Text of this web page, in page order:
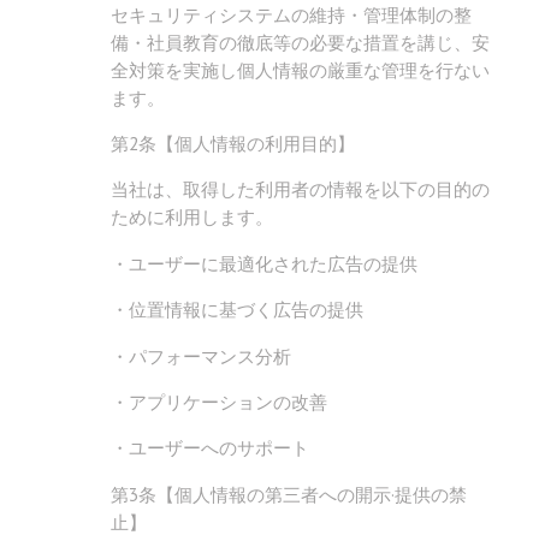
セキュリティシステムの維持・管理体制の整
備・社員教育の徹底等の必要な措置を講じ、安
全対策を実施し個人情報の厳重な管理を行ない
ます。
第2条【個人情報の利用目的】
当社は、取得した利用者の情報を以下の目的の
ために利用します。
・ユーザーに最適化された広告の提供
・位置情報に基づく広告の提供
・パフォーマンス分析
・アプリケーションの改善
・ユーザーへのサポート
第3条【個人情報の第三者への開示·提供の禁
止】